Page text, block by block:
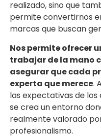
realizado, sino que
permite convertirnos
marcas que buscan
Nos permite ofrecer
trabajar de la mano
asegurar que cada
experta que merece.
las expectativas de
se crea un entorno
realmente valorado
profesionalismo.